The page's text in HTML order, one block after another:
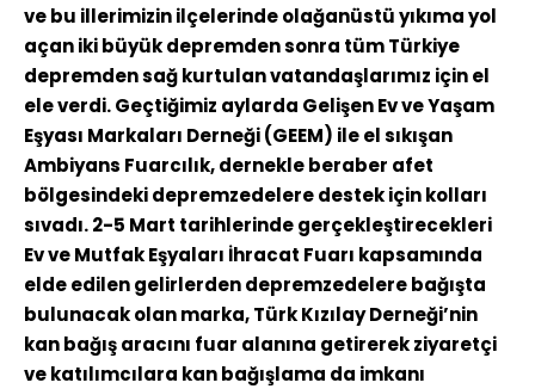
ve bu illerimizin ilçelerinde olağanüstü yıkıma yol
açan iki büyük depremden sonra tüm Türkiye
depremden sağ kurtulan vatandaşlarımız için el
ele verdi. Geçtiğimiz aylarda Gelişen Ev ve Yaşam
Eşyası Markaları Derneği (GEEM) ile el sıkışan
Ambiyans Fuarcılık, dernekle beraber afet
bölgesindeki depremzedelere destek için kolları
sıvadı. 2-5 Mart tarihlerinde gerçekleştirecekleri
Ev ve Mutfak Eşyaları İhracat Fuarı kapsamında
elde edilen gelirlerden depremzedelere bağışta
bulunacak olan marka, Türk Kızılay Derneği’nin
kan bağış aracını fuar alanına getirerek ziyaretçi
ve katılımcılara kan bağışlama da imkanı